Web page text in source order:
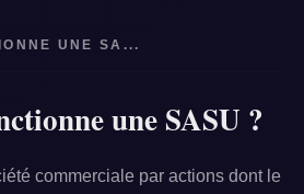
UNE SA...
une SASU ?
commerciale par actions dont le